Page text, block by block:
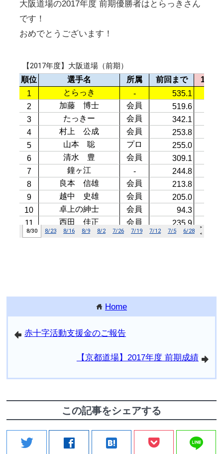
大阪道場の2017年度 前期優勝者はとらっきさん
です！
おめでとうございます！
home Home
arrowleft 赤十字活動支援金のご報告
arrowright
【京都道場】2017年度 前期成績
この記事をシェアする
twitter facebook hatenabookmark line